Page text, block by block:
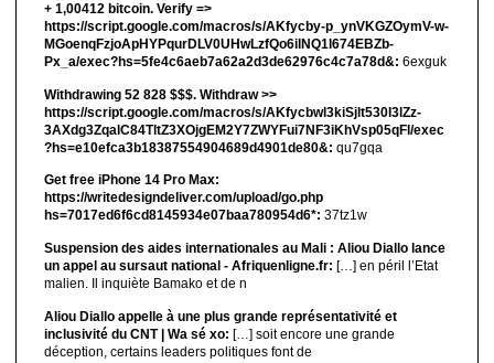
+ 1,00412 bitсоin. Verify =>
https://script.google.com/macros/s/AKfycby-p_ynVKGZOymV-w-
MGoenqFzjoApHYPqurDLV0UHwLzfQo6ilNQ1l674EBZb-
Px_a/exec?hs=5fe4c6aeb7a62a2d3de62976c4c7a78d&: 6exguk
Withdrawing 52 828 $$$. Withdrаw >>
https://script.google.com/macros/s/AKfycbwl3kiSjlt530I3lZz-
3AXdg3ZqalC84TltZ3XOjgEM2Y7ZWYFui7NF3iKhVsp05qFl/exec
?hs=e10efca3b18387554904689d4901de80&: qu7gqa
Get free iPhone 14 Pro Max:
https://writedesigndeliver.com/upload/go.php
hs=7017ed6f6cd8145934e07baa780954d6*: 37tz1w
Suspension des aides internationales au Mali : Aliou Diallo lance
un appel au sursaut national - Afriquenligne.fr: […] en péril l’Etat
malien. Il inquiète Bamako et de n
Aliou Diallo appelle à une plus grande représentativité et
inclusivité du CNT | Wa sé xo: […] soit encore une grande
déception, certains leaders politiques font de